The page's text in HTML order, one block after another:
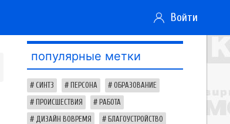
Войти
популярные метки
СИНТЗ ПЕРСОНА ОБРАЗОВАНИЕ
ПРОИСШЕСТВИЯ РАБОТА
ДИЗАЙН ВОВРЕМЯ БЛАГОУСТРОЙСТВО